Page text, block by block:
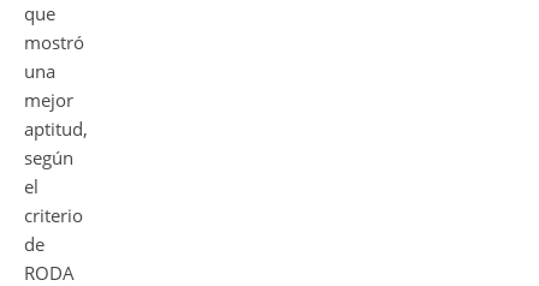
que
mostró
una
mejor
aptitud,
según
el
criterio
de
RODA